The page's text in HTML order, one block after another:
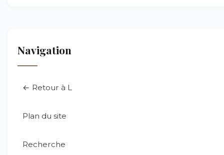
Navigation
← Retour à L
Plan du site
Recherche